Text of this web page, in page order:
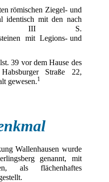
römischen Ziegel- und
identisch mit den nach
III S.
mit Legions- und
39 vor dem Hause des
Straße 22,
gewesen.1
Wallenhausen wurde
genannt, mit
als flächenhaftes